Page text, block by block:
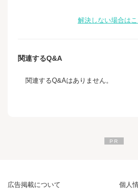
解決しない場合は
関連するQ&A
関連するQ&Aはありません。
広告掲載について 個人